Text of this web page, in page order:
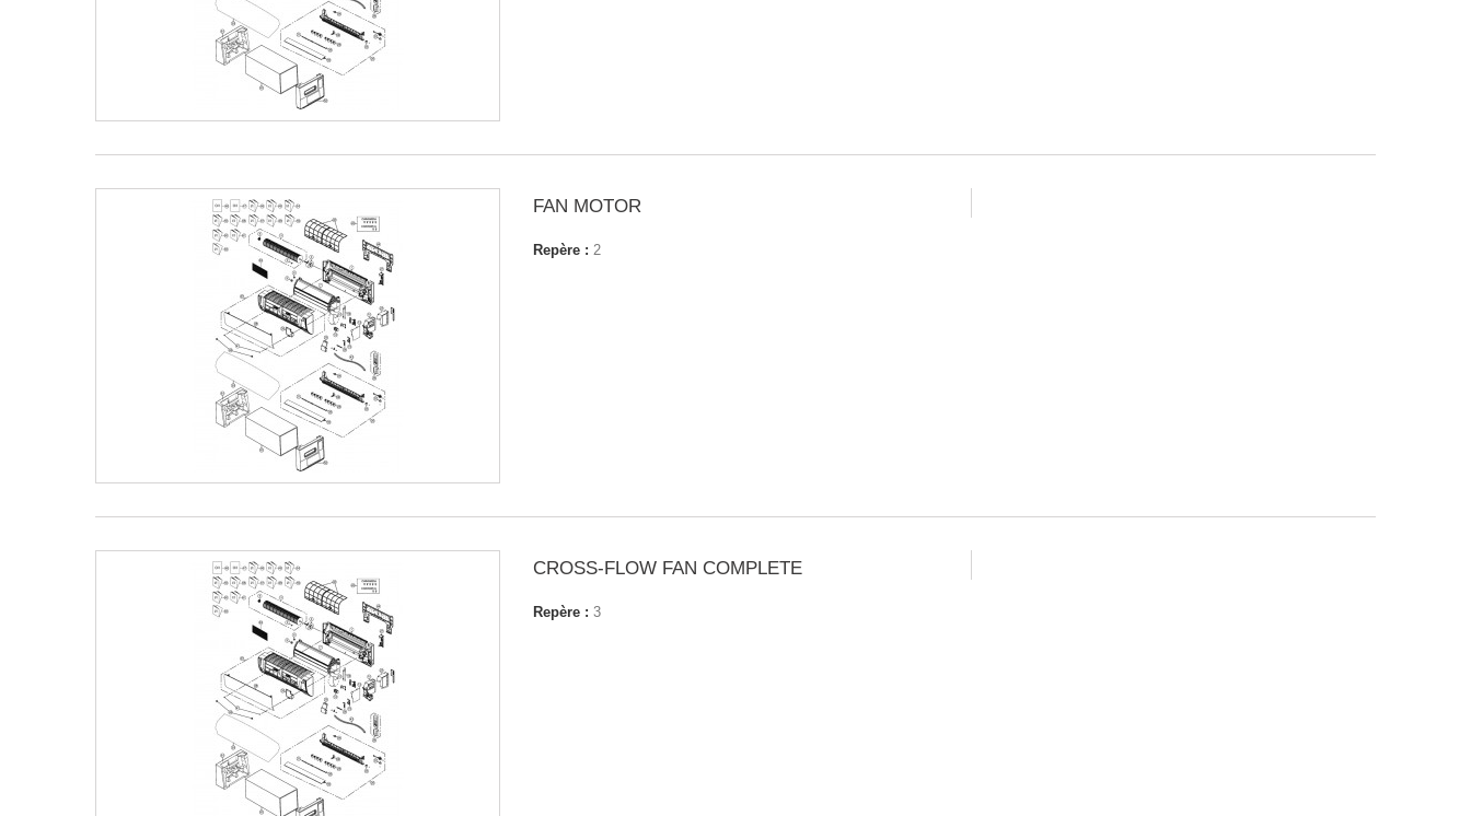
FAN MOTOR
Repère : 2
CROSS-FLOW FAN COMPLETE
Repère : 3